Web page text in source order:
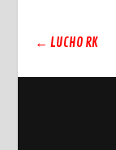
← LUCHO RK